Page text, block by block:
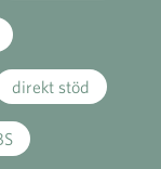
direkt stöd